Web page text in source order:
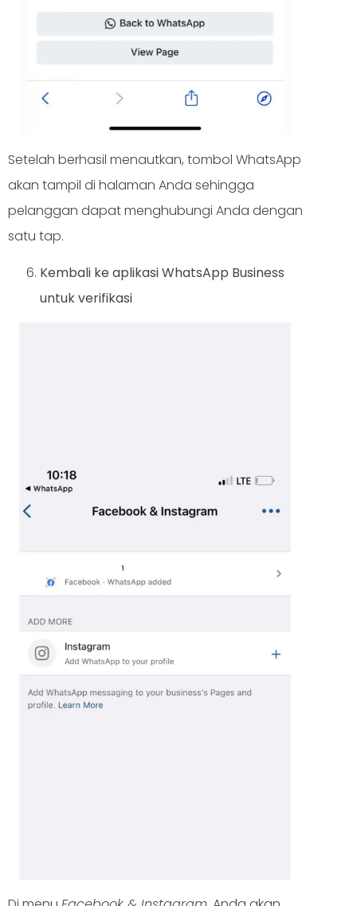
Setelah berhasil menautkan, tombol WhatsApp
akan tampil di halaman Anda sehingga
pelanggan dapat menghubungi Anda dengan
satu tap.
Kembali ke aplikasi WhatsApp Business
untuk verifikasi